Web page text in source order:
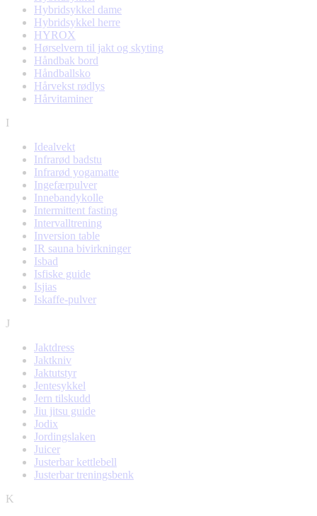
Hybridsykkel dame
Hybridsykkel herre
HYROX
Hørselvern til jakt og skyting
Håndbak bord
Håndballsko
Hårvekst rødlys
Hårvitaminer
I
Idealvekt
Infrarød badstu
Infrarød yogamatte
Ingefærpulver
Innebandykolle
Intermittent fasting
Intervalltrening
Inversion table
IR sauna bivirkninger
Isbad
Isfiske guide
Isjias
Iskaffe-pulver
J
Jaktdress
Jaktkniv
Jaktutstyr
Jentesykkel
Jern tilskudd
Jiu jitsu guide
Jodix
Jordingslaken
Juicer
Justerbar kettlebell
Justerbar treningsbenk
K